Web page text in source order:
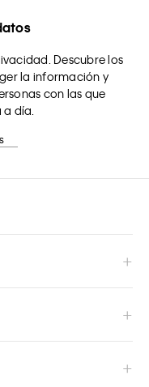
Descubre los
la información y
con las que
día.